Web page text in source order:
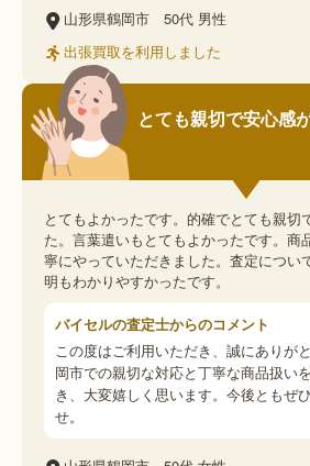
山形県鶴岡市 50代 男性
出張買取を利用しました
とても親切で安心感
とてもよかったです。的確でとても親切
た。言葉遣いもとてもよかったです。商
寧にやっていただきました。査定につい
明もわかりやすかったです。
バイセルの査定士からのコメント
この度はご利用いただき、誠にありが
岡市での親切な対応と丁寧な商品扱い
き、大変嬉しく思います。今後ともぜ
せ。